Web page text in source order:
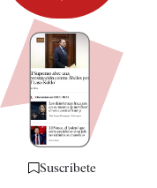
Suscríbete